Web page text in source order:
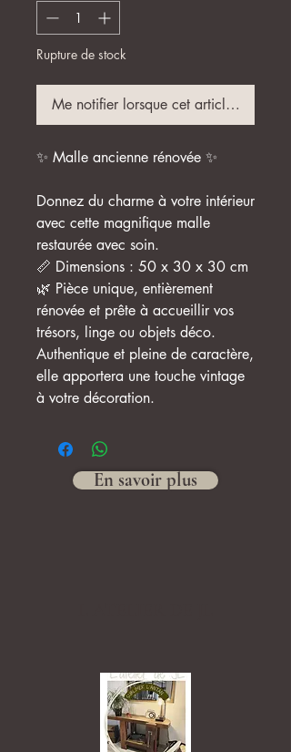
Rupture de stock
Me notifier lorsque cet article est
✨ Malle ancienne rénovée ✨
Donnez du charme à votre intérieur
avec cette magnifique malle
restaurée avec soin.
📏 Dimensions : 50 x 30 x 30 cm
🌿 Pièce unique, entièrement
rénovée et prête à accueillir vos
trésors, linge ou objets déco.
Authentique et pleine de caractère,
elle apportera une touche vintage
à votre décoration.
En savoir plus